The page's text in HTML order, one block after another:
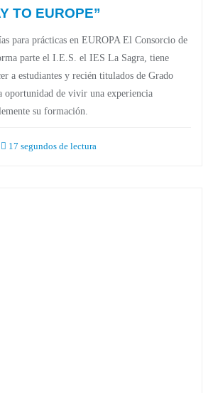
TO EUROPE”
para prácticas en EUROPA El Consorcio de
parte el I.E.S. el IES La Sagra, tiene
a estudiantes y recién titulados de Grado
oportunidad de vivir una experiencia
su formación.
17 segundos de lectura